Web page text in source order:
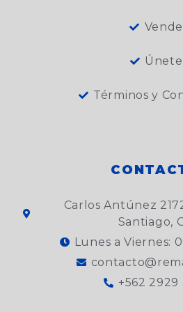
Vende
Únete
Términos y
Carlos Antúnez
Santiago,
Lunes a Viernes:
+562 2929